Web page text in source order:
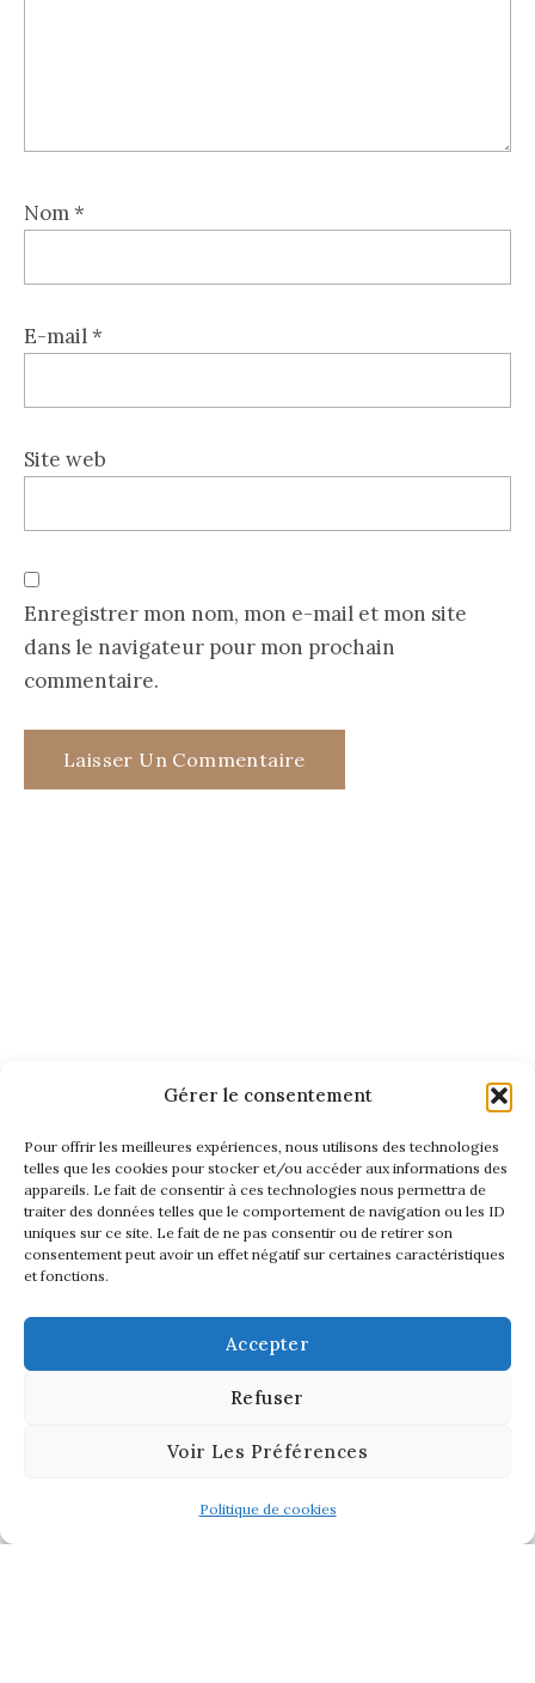
Gérer le consentement
Pour offrir les meilleures expériences, nous utilisons des technologies
telles que les cookies pour stocker et/ou accéder aux informations des
appareils. Le fait de consentir à ces technologies nous permettra de
traiter des données telles que le comportement de navigation ou les ID
uniques sur ce site. Le fait de ne pas consentir ou de retirer son
consentement peut avoir un effet négatif sur certaines caractéristiques
et fonctions.
Accepter
Refuser
Voir Les Préférences
Politique de cookies
Nom*
E-mail*
Site web
Enregistrer mon nom, mon e-mail et mon site
dans le navigateur pour mon prochain
commentaire.